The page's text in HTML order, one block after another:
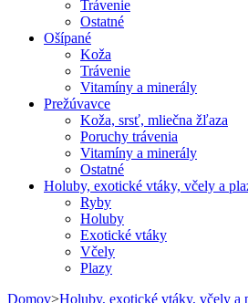
Trávenie
Ostatné
Ošípané
Koža
Trávenie
Vitamíny a minerály
Prežúvavce
Koža, srsť, mliečna žľaza
Poruchy trávenia
Vitamíny a minerály
Ostatné
Holuby, exotické vtáky, včely a
Ryby
Holuby
Exotické vtáky
Včely
Plazy
Domov>Holuby, exotické vtáky, včely a